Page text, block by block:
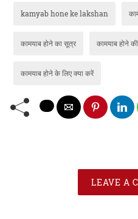
kamyab hone ke lakshan
कामयाब होने का सूत्र कामयाब होने
कामयाब होने के लिए क्या करें
LEAVE A